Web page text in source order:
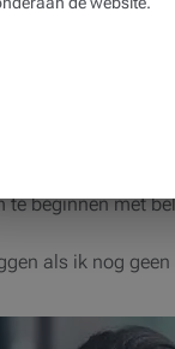
aan
aan oplossingen
beginnen met
als ik nog